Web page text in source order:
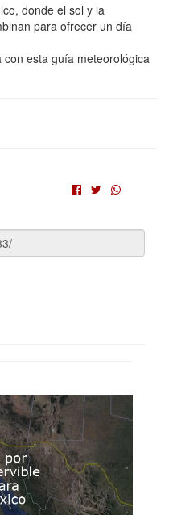
donde el sol y la
para ofrecer un día
esta guía meteorológica